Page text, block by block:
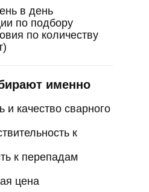
в день
по подбору
по количеству
именно
и качество сварного
к
к перепадам
цена